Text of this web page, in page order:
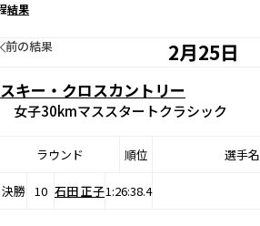
結果
2月25日
前の結果
スキー・クロスカントリー
女子30kmマススタートクラシック
ラウンド 順位 選手名
決勝 10 石田 正子1:26:38.4